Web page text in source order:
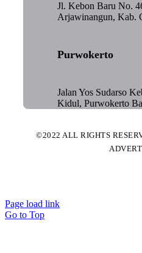
Jl. Kebon Baru No.
Arjawinangun, Kab.
Purwokerto
Jalan Yos Sudarso
Kidul, Purwokerto
©2022 ALL RIGHTS
Page load link
Go to Top